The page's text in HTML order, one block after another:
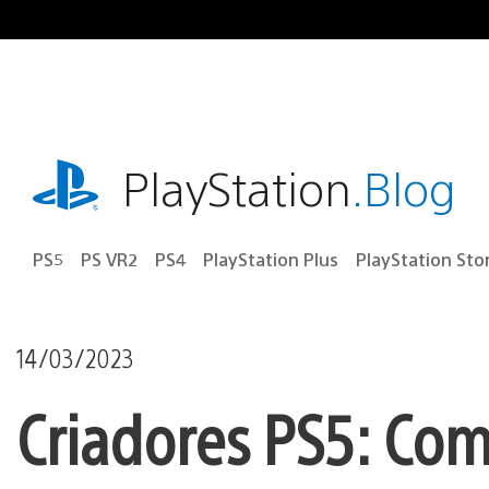
para
playstation.comPlayStation.Blog
PS5 PS VR2 PS4 PlayStation Plus PlayStation
14/03/2023
Criadores PS5: